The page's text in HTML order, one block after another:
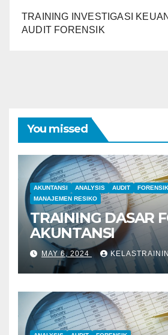
TRAINING INVESTIGASI
AUDIT FORENSIK
You missed
AKUNTANSI ANALYSIS AUDIT FORENSIK
MANAJEMEN RESIKO
TRAINING DASAR
AKUNTANSI
MAY 6, 2024